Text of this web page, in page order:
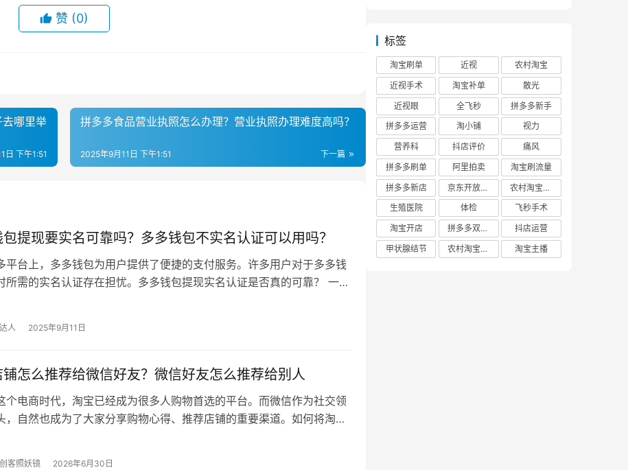
赞 (0)
哪里举
日 下午1:51
拼多多食品营业执照怎么办理？营业执照办理难度高吗？
下一篇
2025年9月11日 下午1:51
提现要实名可靠吗？多多钱包不实名认证可以用吗？
平台上，多多钱包为用户提供了便捷的支付服务。许多用户对于多多钱
所需的实名认证存在担忧。多多钱包提现实名认证是否真的可靠？ 一、
人 2025年9月11日
铺怎么推荐给微信好友？微信好友怎么推荐给别人
个电商时代，淘宝已经成为很多人购物首选的平台。而微信作为社交领
，自然也成为了大家分享购物心得、推荐店铺的重要渠道。如何将淘宝
客照妖镜 2026年6月30日
标签
淘宝刷单 近视
农村淘宝
近视手术
淘宝补单
散光
近视眼
全飞秒
拼多多新手
拼多多运营
淘小铺
视力
营养科
抖店评价
痛风
拼多多刷单
阿里拍卖
淘宝刷流量
拼多多新店
京东开放平台
农村淘宝快递
生殖医院
体检
飞秒手术
淘宝开店
拼多多双十二
抖店运营
甲状腺结节
农村淘宝店铺 淘宝主播